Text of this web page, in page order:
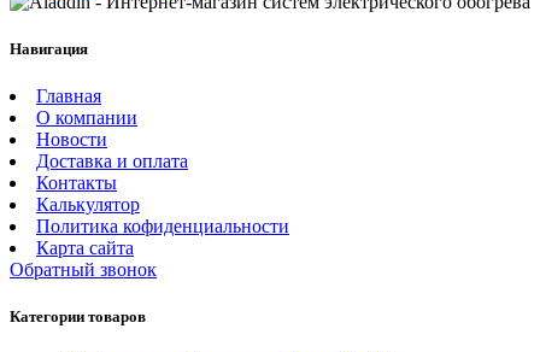
Навигация
Главная
О компании
Новости
Доставка и оплата
Контакты
Калькулятор
Политика кофиденциальности
Карта сайта
Обратный звонок
Категории товаров